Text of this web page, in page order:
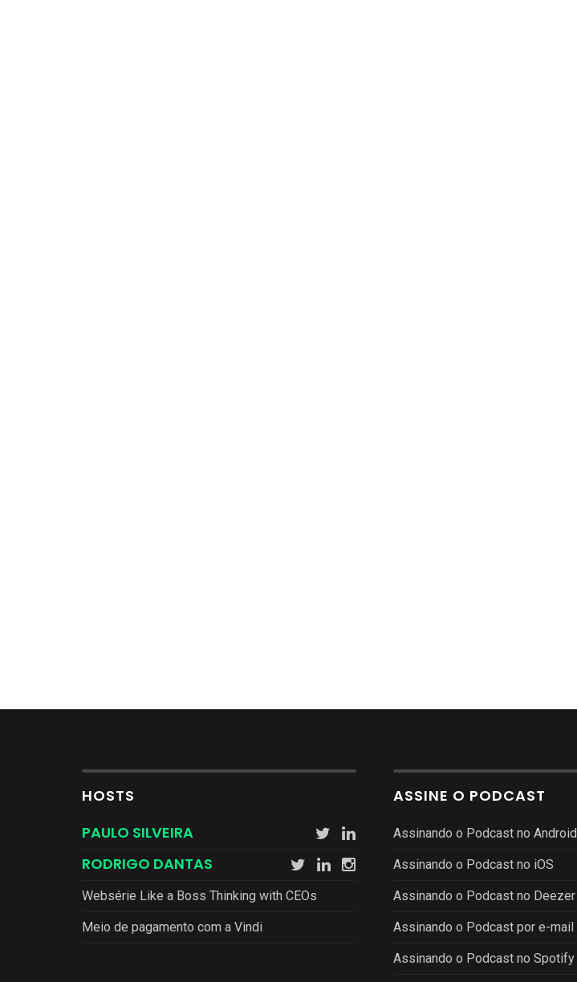
HOSTS
PAULO SILVEIRA
RODRIGO DANTAS
Websérie Like a Boss Thinking with CEOs
Meio de pagamento com a Vindi
ASSINE O PODCAST
Assinando o Podcast no Android
Assinando o Podcast no iOS
Assinando o Podcast no Deezer
Assinando o Podcast por e-mail
Assinando o Podcast no Spotify